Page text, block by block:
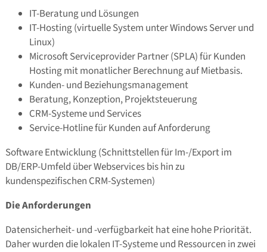
IT-Beratung und Lösungen
IT-Hosting (virtuelle System unter Windows Server und
Linux)
Microsoft Serviceprovider Partner (SPLA) für Kunden
Hosting mit monatlicher Berechnung auf Mietbasis.
Kunden- und Beziehungsmanagement
Beratung, Konzeption, Projektsteuerung
CRM-Systeme und Services
Service-Hotline für Kunden auf Anforderung
Software Entwicklung (Schnittstellen für Im-/Export im
DB/ERP-Umfeld über Webservices bis hin zu
kundenspezifischen CRM-Systemen)
Die Anforderungen
Datensicherheit- und -verfügbarkeit hat eine hohe Priorität.
Daher wurden die lokalen IT-Systeme und Ressourcen in zwei